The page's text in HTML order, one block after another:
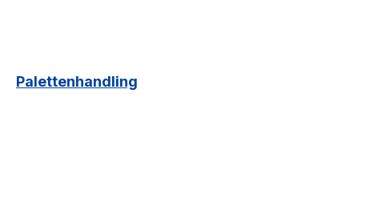
Palettenhandling